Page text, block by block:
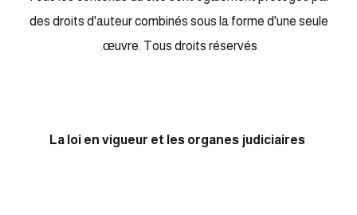
des droits d'auteur combinés sous la forme d'une seule
œuvre. Tous droits réservés.